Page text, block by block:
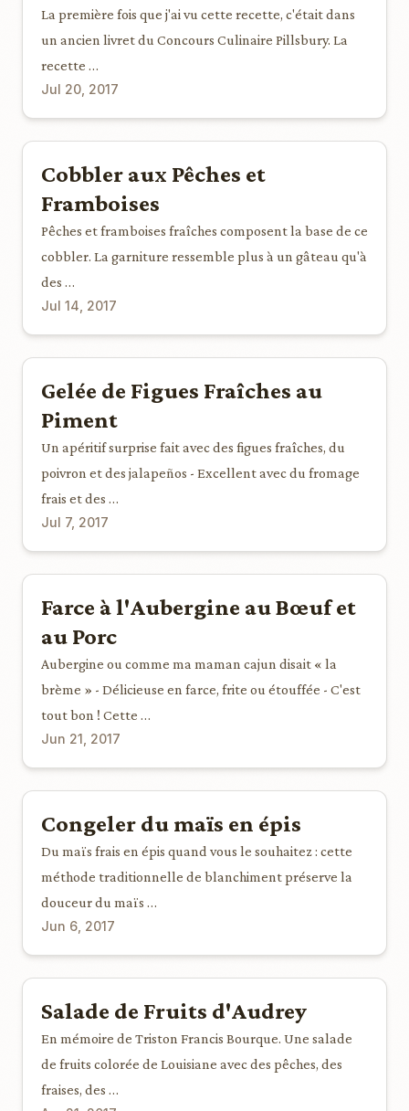
La première fois que j'ai vu cette recette, c'était dans
un ancien livret du Concours Culinaire Pillsbury. La
recette …
Jul 20, 2017
Cobbler aux Pêches et
Framboises
Pêches et framboises fraîches composent la base de ce
cobbler. La garniture ressemble plus à un gâteau qu'à
des …
Jul 14, 2017
Gelée de Figues Fraîches au
Piment
Un apéritif surprise fait avec des figues fraîches, du
poivron et des jalapeños - Excellent avec du fromage
frais et des …
Jul 7, 2017
Farce à l'Aubergine au Bœuf et
au Porc
Aubergine ou comme ma maman cajun disait « la
brème » - Délicieuse en farce, frite ou étouffée - C'est
tout bon ! Cette …
Jun 21, 2017
Congeler du maïs en épis
Du maïs frais en épis quand vous le souhaitez : cette
méthode traditionnelle de blanchiment préserve la
douceur du maïs …
Jun 6, 2017
Salade de Fruits d'Audrey
En mémoire de Triston Francis Bourque. Une salade
de fruits colorée de Louisiane avec des pêches, des
fraises, des …